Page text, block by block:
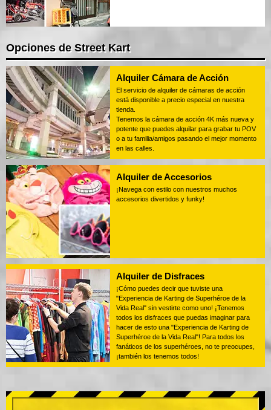
Opciones de Street Kart
Alquiler Cámara de Acción
El servicio de alquiler de cámaras de acción
está disponible a precio especial en nuestra
tienda.
Tenemos la cámara de acción 4K más nueva y
potente que puedes alquilar para grabar tu POV
o a tu familia/amigos pasando el mejor momento
en las calles.
Alquiler de Accesorios
¡Navega con estilo con nuestros muchos
accesorios divertidos y funky!
Alquiler de Disfraces
¡Cómo puedes decir que tuviste una
"Experiencia de Karting de Superhéroe de la
Vida Real" sin vestirte como uno! ¡Tenemos
todos los disfraces que puedas imaginar para
hacer de esto una "Experiencia de Karting de
Superhéroe de la Vida Real"! Para todos los
fanáticos de los superhéroes, no te preocupes,
¡también los tenemos todos!